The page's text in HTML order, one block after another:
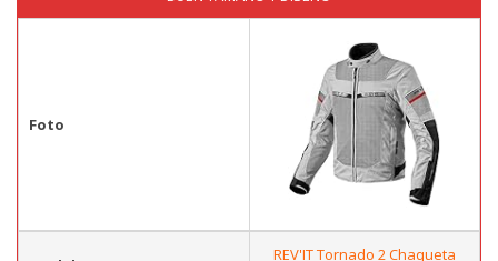
Foto
REV'IT Tornado 2 Chaqueta